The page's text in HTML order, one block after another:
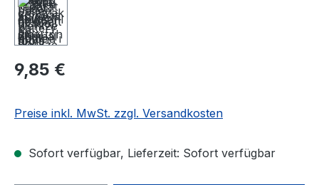
9,85 €
Preise inkl. MwSt. zzgl. Versandkosten
Sofort verfügbar, Lieferzeit: Sofort verfügbar